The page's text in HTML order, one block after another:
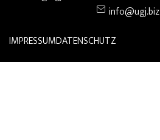
info@ugj.biz
IMPRESSUMDATENSCHUTZ